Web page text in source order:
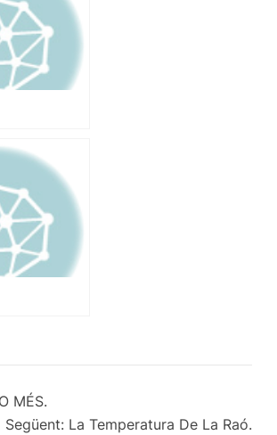
MÉS.
Següent: La Temperatura De La Raó.